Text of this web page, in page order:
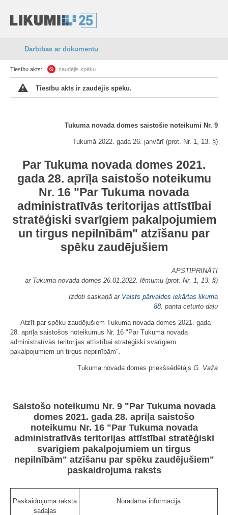
Darbības ar dokumentu
Tiesību akts: zaudējis spēku
Tiesību akts ir zaudējis spēku.
Tukuma novada domes saistošie noteikumi Nr. 9
Tukumā 2022. gada 26. janvārī (prot. Nr. 1, 13. §)
Par Tukuma novada domes 2021.
gada 28. aprīļa saistošo noteikumu
Nr. 16 "Par Tukuma novada
administratīvās teritorijas attīstībai
stratēģiski svarīgiem pakalpojumiem
un tirgus nepilnībām" atzīšanu par
spēku zaudējušiem
APSTIPRINĀTI
ar Tukuma novada domes 26.01.2022. lēmumu (prot. Nr. 1, 13. §)
Izdoti saskaņā ar Valsts pārvaldes iekārtas likuma
88. panta ceturto daļu
Atzīt par spēku zaudējušiem Tukuma novada domes 2021. gada
28. aprīļa saistošos noteikumus Nr. 16 "Par Tukuma novada
administratīvās teritorijas attīstībai stratēģiski svarīgiem
pakalpojumiem un tirgus nepilnībām".
Tukuma novada domes priekšsēdētājs G. Važa
Saistošo noteikumu Nr. 9 "Par Tukuma novada
domes 2021. gada 28. aprīļa saistošo
noteikumu Nr. 16 "Par Tukuma novada
administratīvās teritorijas attīstībai stratēģiski
svarīgiem pakalpojumiem un tirgus
nepilnībām" atzīšanu par spēku zaudējušiem"
paskaidrojuma raksts
Paskaidrojuma raksta
sadaļas
Norādāmā informācija